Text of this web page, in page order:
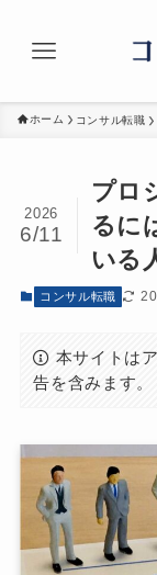
ホーム コンサル転職
プロ
るに
いる
2026
6/11
コンサル転職
本サイトは
告を含みます。